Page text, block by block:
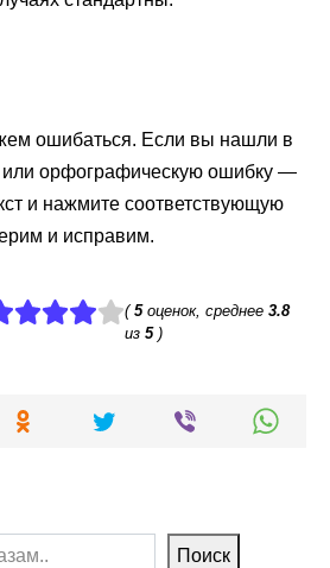
ошибаться. Если вы нашли в
или орфографическую ошибку —
и нажмите соответствующую
и исправим.
(5оценок, среднее3.8
из5)
Поиск